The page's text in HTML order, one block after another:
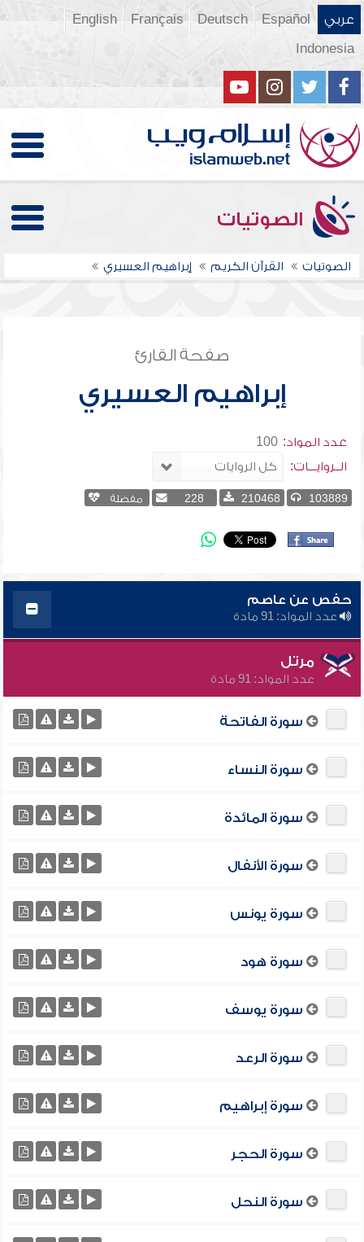
عربي Español
Deutsch
Français
English
Indonesia
الصوتيات
الصوتيات القرآن الكريم إبراهيم العسيري
صفحة القارئ
إبراهيم العسيري
عدد المواد: 100
الــروايـــات:
103889
210468
228 مفضلة
حفص عن عاصم
عدد المواد: 91 مادة
مرتل
عدد المواد: 91 مادة
سورة الفاتحة
سورة النساء
سورة المائدة
سورة الأنفال
سورة يونس
سورة هود
سورة يوسف
سورة الرعد
سورة إبراهيم
سورة الحجر
سورة النحل